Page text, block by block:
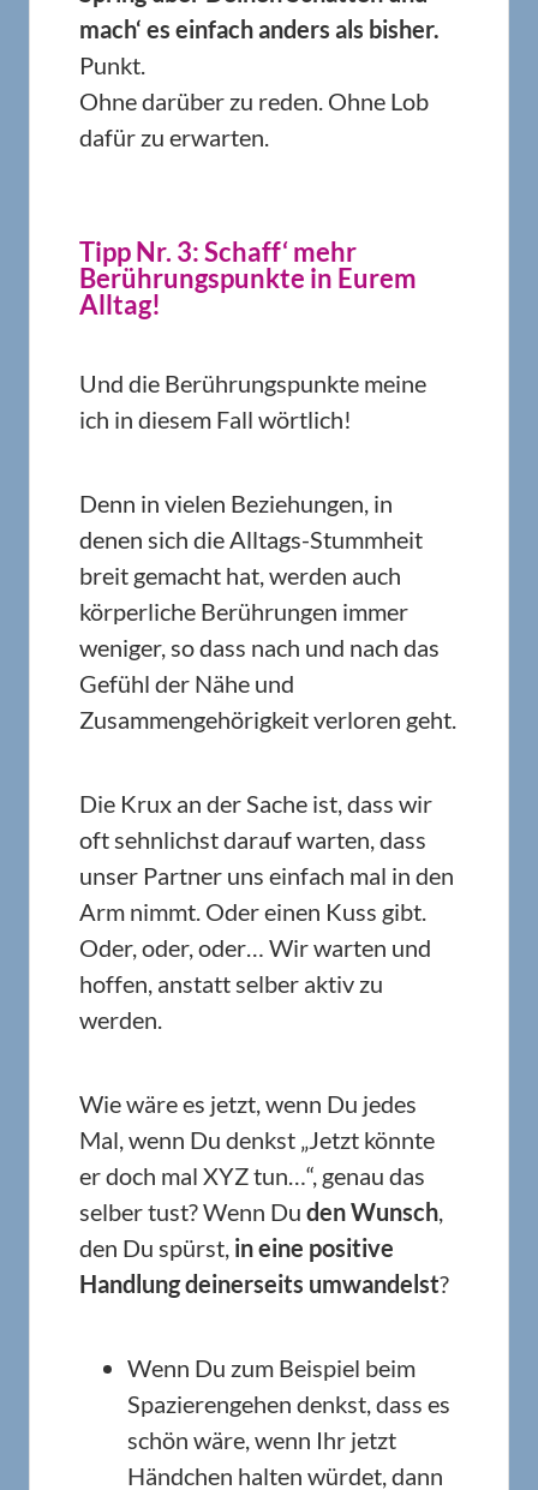
mach‘ es einfach anders als bisher.
Punkt.
Ohne darüber zu reden. Ohne Lob
dafür zu erwarten.
Tipp Nr. 3: Schaff‘ mehr
Berührungspunkte in Eurem
Alltag!
Und die Berührungspunkte meine
ich in diesem Fall wörtlich!
Denn in vielen Beziehungen, in
denen sich die Alltags-Stummheit
breit gemacht hat, werden auch
körperliche Berührungen immer
weniger, so dass nach und nach das
Gefühl der Nähe und
Zusammengehörigkeit verloren geht.
Die Krux an der Sache ist, dass wir
oft sehnlichst darauf warten, dass
unser Partner uns einfach mal in den
Arm nimmt. Oder einen Kuss gibt.
Oder, oder, oder… Wir warten und
hoffen, anstatt selber aktiv zu
werden.
Wie wäre es jetzt, wenn Du jedes
Mal, wenn Du denkst „Jetzt könnte
er doch mal XYZ tun…“, genau das
selber tust? Wenn Du den Wunsch,
den Du spürst, in eine positive
Handlung deinerseits umwandelst?
Wenn Du zum Beispiel beim
Spazierengehen denkst, dass es
schön wäre, wenn Ihr jetzt
Händchen halten würdet, dann